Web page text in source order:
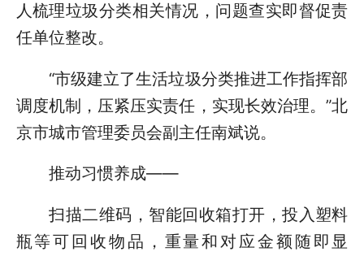
人梳理垃圾分类相关情况，问题查实即督促责
任单位整改。
“市级建立了生活垃圾分类推进工作指挥部
调度机制，压紧压实责任，实现长效治理。”北
京市城市管理委员会副主任南斌说。
推动习惯养成——
扫描二维码，智能回收箱打开，投入塑料
瓶等可回收物品，重量和对应金额随即显